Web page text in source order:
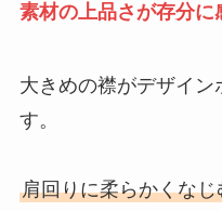
素材の上品さが存分に
大きめの襟がデザイ
す。
肩回りに柔らかくな